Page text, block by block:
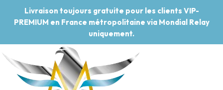
Livraison toujours gratuite pour les clients VIP-
PREMIUM en France métropolitaine via Mondial Relay
uniquement.